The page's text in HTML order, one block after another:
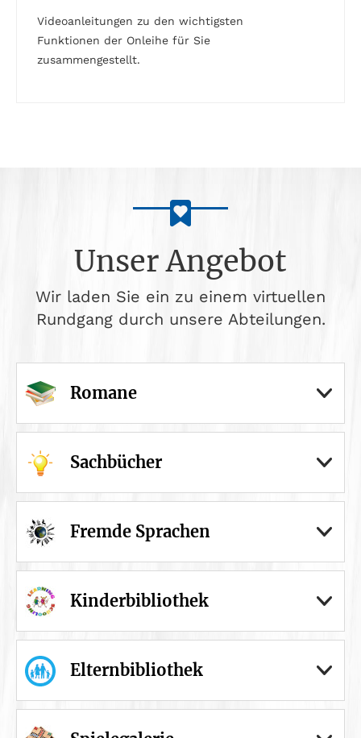
Videoanleitungen zu den wichtigsten
Funktionen der Onleihe für Sie
zusammengestellt.
Unser Angebot
Wir laden Sie ein zu einem virtuellen
Rundgang durch unsere Abteilungen.
Romane
Sachbücher
Fremde Sprachen
Kinderbibliothek
Elternbibliothek